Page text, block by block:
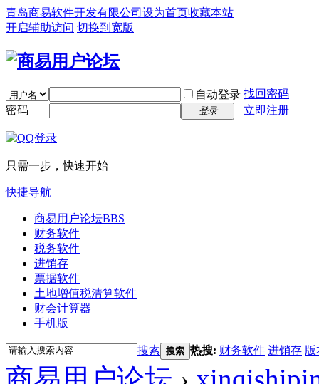
青岛商易软件开发有限公司 设为首页收藏本站
开启辅助访问 切换到宽版
自动登录 找回密码
密码
登录 立即注册
只需一步，快速开始
快捷导航
商易用户论坛BBS
财务软件
税务软件
进销存
票据软件
土地增值税清算软件
财会计算器
手机版
搜索 搜索 热搜: 财务软件 进销存 版